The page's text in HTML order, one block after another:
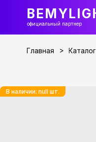
официальный партнер
Каталог
Главная >